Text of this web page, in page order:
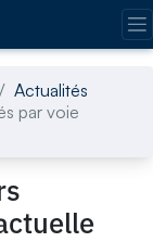
Actualités
par voie